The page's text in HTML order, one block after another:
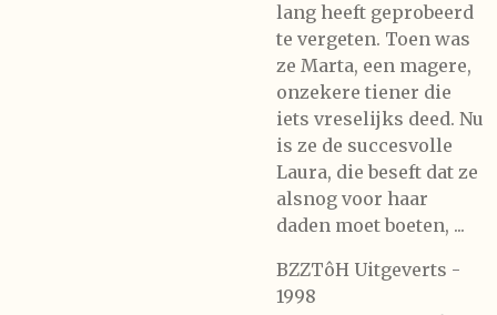
lang heeft geprobeerd
te vergeten. Toen was
ze Marta, een magere,
onzekere tiener die
iets vreselijks deed. Nu
is ze de succesvolle
Laura, die beseft dat ze
alsnog voor haar
daden moet boeten, ...
BZZTôH Uitgeverts -
1998